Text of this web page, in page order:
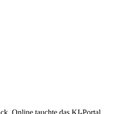
Online tauchte das KI-Portal